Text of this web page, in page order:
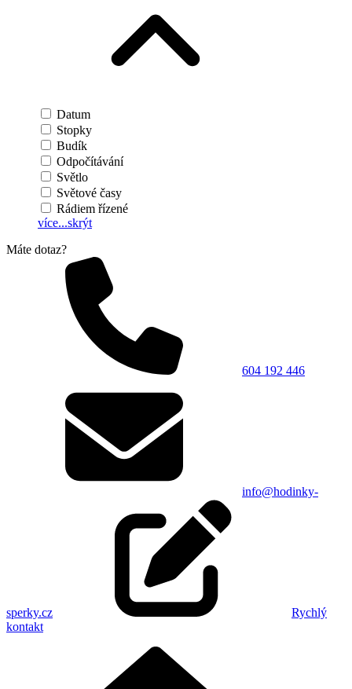
Datum
Stopky
Budík
Odpočítávání
Světlo
Světové časy
Rádiem řízené
více...skrýt
Máte dotaz?
604 192 446
info@hodinky-
sperky.cz
Rychlý
kontakt